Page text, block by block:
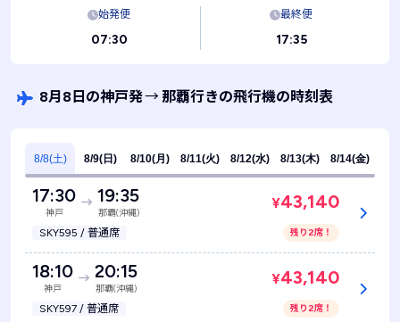
始発便
07:30
最終便
17:35
8月8日の神戸発→那覇行きの飛行機の時刻表
8/8(土) 8/9(日) 8/10(月) 8/11(火) 8/12(水) 8/13(木) 8/14(金)
17:30
神戸
19:35
那覇(沖縄)
SKY595 / 普通席
¥43,140
残り2席！
18:10
神戸
20:15
那覇(沖縄)
SKY597 / 普通席
¥43,140
残り2席！